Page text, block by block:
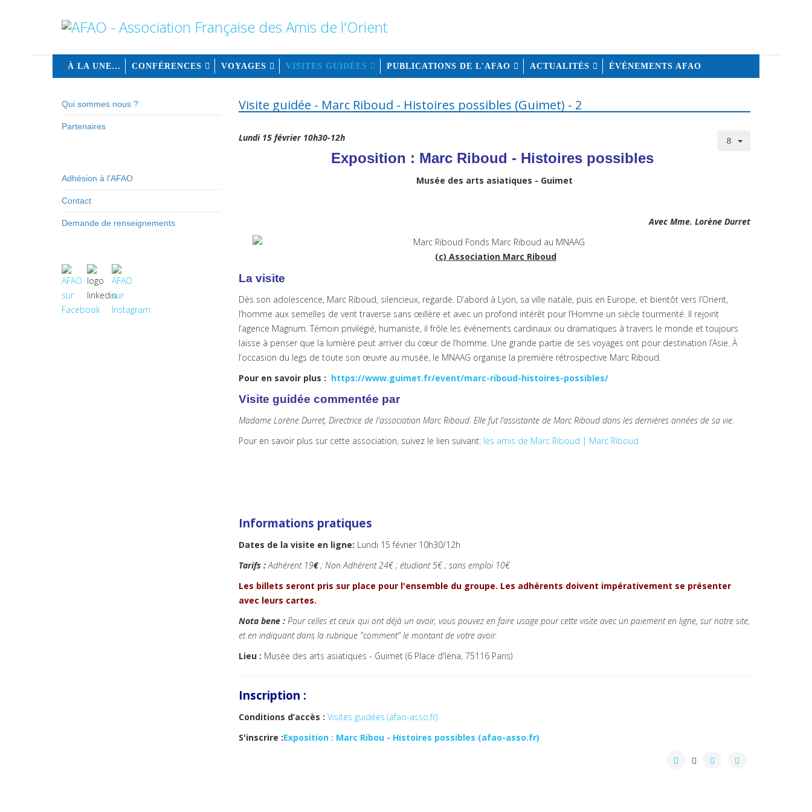
À LA UNE... CONFÉRENCES VOYAGES VISITES GUIDÉES PUBLICATIONS DE L'AFAO ACTUALITÉS ÉVÉNEMENTS AFAO
Qui sommes nous ?
Partenaires
Adhésion à l'AFAO
Contact
Demande de renseignements
Visite guidée - Marc Riboud - Histoires possibles (Guimet) - 2
Lundi 15 février 10h30-12h
Exposition : Marc Riboud - Histoires possibles
Musée des arts asiatiques - Guimet
Avec Mme. Lorène Durret
(c) Association Marc Riboud
La visite
Dès son adolescence, Marc Riboud, silencieux, regarde. D’abord à Lyon, sa ville natale, puis en Europe, et bientôt vers l’Orient,
l’homme aux semelles de vent traverse sans œillère et avec un profond intérêt pour l’Homme un siècle tourmenté. Il rejoint
l’agence Magnum. Témoin privilégié, humaniste, il frôle les événements cardinaux ou dramatiques à travers le monde et toujours
laisse à penser que la lumière peut arriver du cœur de l’homme. Une grande partie de ses voyages ont pour destination l’Asie. À
l’occasion du legs de toute son œuvre au musée, le MNAAG organise la première rétrospective Marc Riboud.
Pour en savoir plus : https://www.guimet.fr/event/marc-riboud-histoires-possibles/
Visite guidée commentée par
Madame Lorène Durret, Directrice de l'association Marc Riboud. Elle fut l’assistante de Marc Riboud dans les dernières années de sa vie.
Pour en savoir plus sur cette association, suivez le lien suivant: les amis de Marc Riboud | Marc Riboud
Informations pratiques
Dates de la visite en ligne: Lundi 15 février 10h30/12h
Tarifs :Adhérent 19€; Non Adhérent 24€; étudiant 5€ ; sans emploi 10€
Les billets seront pris sur place pour l'ensemble du groupe. Les adhérents doivent impérativement se présenter
avec leurs cartes.
Nota bene : Pour celles et ceux qui ont déjà un avoir, vous pouvez en faire usage pour cette visite avec un paiement en ligne, sur notre site,
et en indiquant dans la rubrique "comment" le montant de votre avoir.
Lieu : Musée des arts asiatiques - Guimet (6 Place d'Iéna, 75116 Paris)
Inscription :
Conditions d’accès : Visites guidées (afao-asso.fr)
S'inscrire :Exposition : Marc Ribou - Histoires possibles (afao-asso.fr)